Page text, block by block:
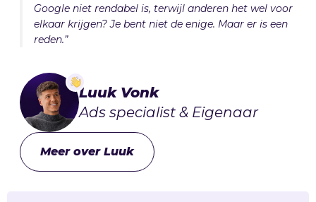
Google niet rendabel is, terwijl anderen het wel voor
elkaar krijgen? Je bent niet de enige. Maar er is een
reden.”
Luuk Vonk
Ads specialist & Eigenaar
Meer over Luuk